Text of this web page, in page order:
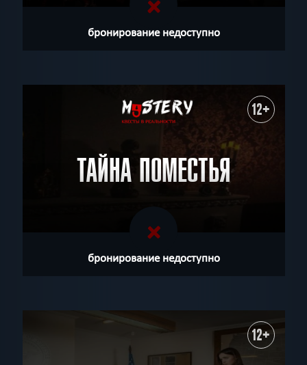
бронирование недоступно
12+
ТАЙНА ПОМЕСТЬЯ
бронирование недоступно
12+